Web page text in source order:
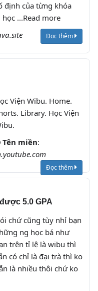
định của từng khóa
...Read more
Đọc thêm
Viện Wibu. Home.
Library. Học Viện
Tên miền:
Đọc thêm
5.0 GPA
chứ cũng tùy nhỉ bạn
ng học bá như
trên tỉ lệ là wibu thì
có chỉ là đại trà thì ko
là nhiều thôi chứ ko